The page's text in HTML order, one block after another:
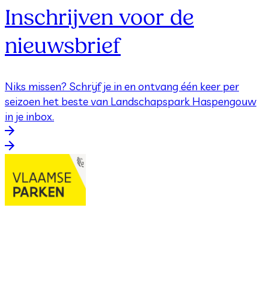
Inschrijven voor de
nieuwsbrief
Niks missen? Schrijf je in en ontvang één keer per
seizoen het beste van Landschapspark Haspengouw
in je inbox.